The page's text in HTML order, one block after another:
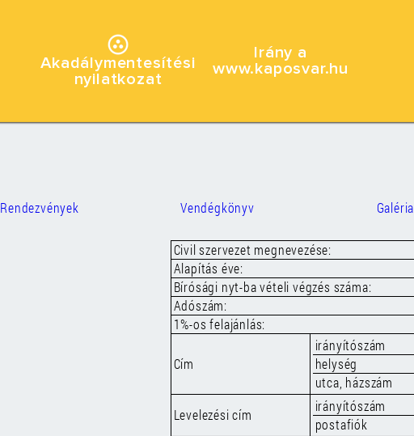
Akadálymentesítési
nyilatkozat
Irány a
www.kaposvar.hu
Rendezvények Vendégkönyv Galéria
Civil szervezet megnevezése:
Alapítás éve:
Bírósági nyt-ba vételi végzés száma:
Adószám:
1%-os felajánlás:
Cím
irányítószám
helység
utca, házszám
Levelezési cím
irányítószám
postafiók